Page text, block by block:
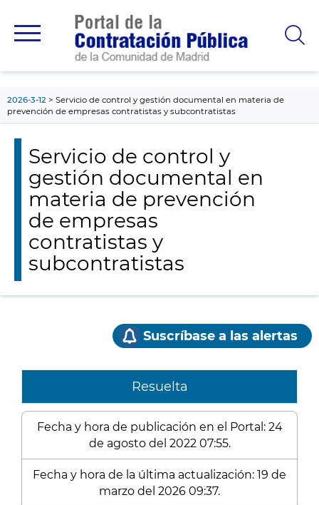
principal
2026-3-12
Servicio de control y gestión documental en materia de
prevención de empresas contratistas y subcontratistas
Servicio de control y
gestión documental en
materia de prevención
de empresas
contratistas y
subcontratistas
Suscríbase a las alertas
Resuelta
Fecha y hora de publicación en el Portal: 24
de agosto del 2022 07:55.
Fecha y hora de la última actualización: 19 de
marzo del 2026 09:37.